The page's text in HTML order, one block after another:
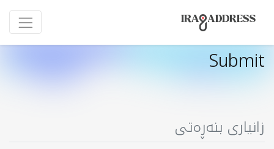
Submit
زانیاری بنەڕەتی